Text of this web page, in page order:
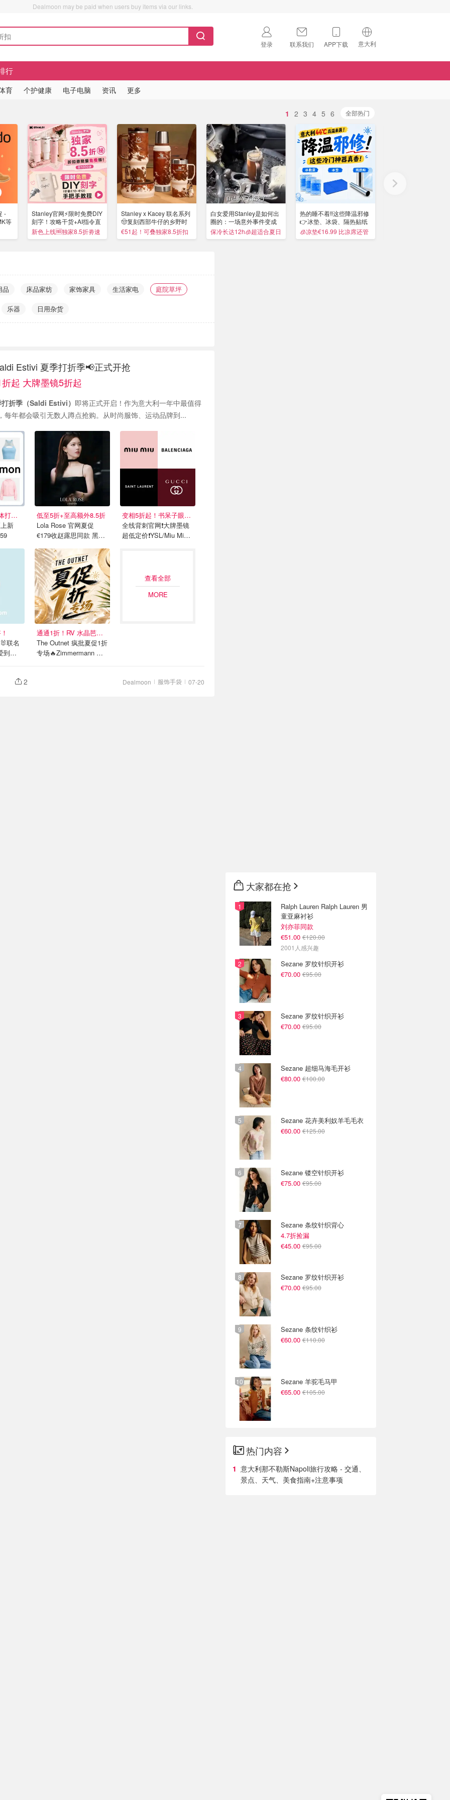
Dealmoon may be paid when users buy items via our links.
登录 联系我们 APP下载
扫码下载 App
Download on the
App Store
Download the
Android App
意大利
🇺🇸
🇨🇦加拿大
🇬🇧英国
🇩🇪德国
🇫🇷法国
🇮🇹意大利
🇦🇺澳洲
🇳🇿新西兰
行
育 个护健康 电子电脑 资讯 更多
-
等
Stanley官网⚡️限时免费DIY
刻字！攻略干货+AI指令直
接戳
新色上线🆓独家8.5折劵速
领
Stanley x Kacey 联名系列
🤠复刻西部牛仔的乡野时
刻
€51起！可叠独家8.5折扣
券
白女爱用Stanley是如何出
圈的：一场意外事件变成
顶级营销案例
保冷长达12h🧊超适合夏日
热的睡不着‼️这些降温邪修
👉冰垫、冰袋、隔热贴纸
🧊凉垫€16.99 比凉席还管
用
1 2 3 4 5 6 全部热门
品 床品家纺 家饰家具 生活家电 庭院草坪
乐器 日用杂货
Estivi 夏季打折季📢正式开抢
起 大牌墨镜5折起
折季（Saldi Estivi） 即将正式开启！作为意大利一年中最值得
每年都会吸引无数人蹲点抢购。从时尚服饰、运动品牌到...
3折起+免邮！连体打底€24
新
低至5折+至高额外8.5折
Lola Rose 官网夏促
€179收赵露思同款 黑金
变相5折起！书呆子眼镜才€192
全线背刺官网❗️大牌墨镜
超低定价❗️YSL/Miu Miu/
联名
到犯
通通1折！RV 水晶芭蕾鞋€179
The Outnet 疯批夏促1折
专场🔥Zimmermann 辣
查看全部
MORE
2 Dealmoon 服饰手袋 07-20
大家都在抢
Ralph Lauren Ralph Lauren 男
童亚麻衬衫
刘亦菲同款
€51.00 €120.00
2001人感兴趣
Sezane 罗纹针织开衫
€70.00 €95.00
Sezane 罗纹针织开衫
€70.00 €95.00
Sezane 超细马海毛开衫
€80.00 €100.00
Sezane 花卉美利奴羊毛毛衣
€60.00 €125.00
Sezane 镂空针织开衫
€75.00 €95.00
Sezane 条纹针织背心
4.7折捡漏
€45.00 €95.00
Sezane 罗纹针织开衫
€70.00 €95.00
Sezane 条纹针织衫
€60.00 €110.00
Sezane 羊驼毛马甲
€65.00 €105.00
热门内容
意大利那不勒斯Napoli旅行攻略 - 交通、
景点、天气、美食指南+注意事项